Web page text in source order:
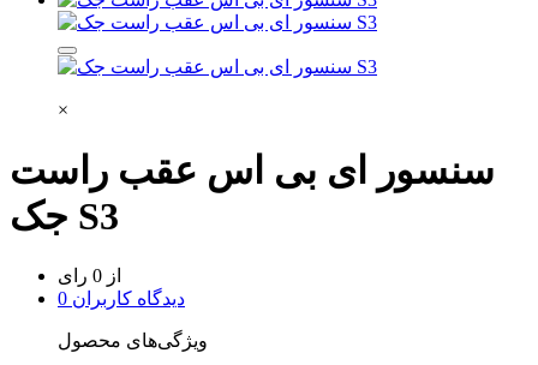
×
سنسور ای بی اس عقب راست
جک S3
از 0 رای
0 دیدگاه کاربران
ویژگی‌های محصول